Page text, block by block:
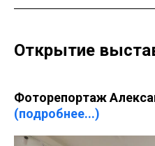
Открытие
Фоторепортаж
(подробнее...)